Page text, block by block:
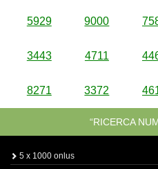
5929 9000
3443 4711
8271 3372
“RICERCA
5 x 1000 onlus